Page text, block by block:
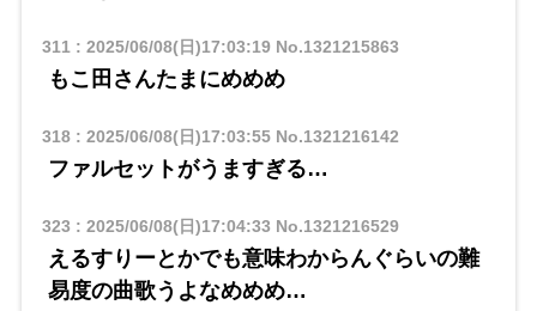
311: 2025/06/08(日)17:03:19No.1321215863
もこ田さんたまにめめめ
318: 2025/06/08(日)17:03:55No.1321216142
ファルセットがうますぎる…
323 : 2025/06/08(日)17:04:33 No.1321216529
えるすりーとかでも意味わからんぐらいの難
易度の曲歌うよなめめめ…